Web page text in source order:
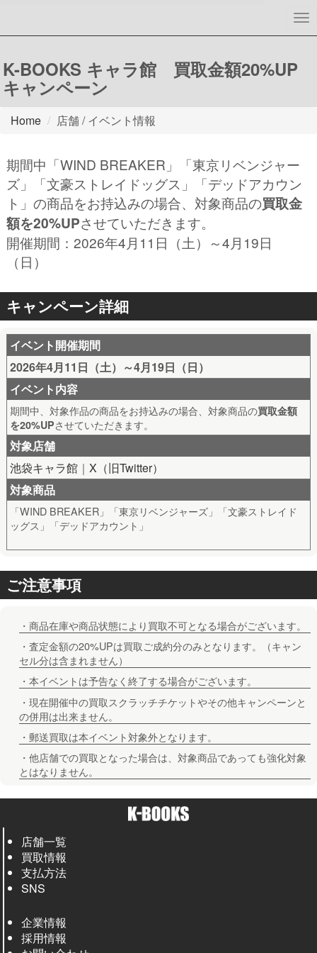
K-BOOKS キャラ館 買取金額20%UP
キャンペーン
Home 店舗 / イベント情報
期間中「WIND BREAKER」「東京リベンジャー
ズ」「文豪ストレイドッグス」「デッドアカウン
ト」の商品をお持込みの場合、対象商品の買取金
額を20%UPさせていただきます。
開催期間：2026年4月11日（土）～4月19日
（日）
キャンペーン詳細
イベント開催期間
2026年4月11日（土）～4月19日（日）
イベント内容
期間中、対象作品の商品をお持込みの場合、対象商品の買取金額
を20%UPさせていただきます。
対象店舗
池袋キャラ館 ｜X（旧Twitter）
対象商品
「WIND BREAKER」「東京リベンジャーズ」「文豪ストレイド
ッグス」「デッドアカウント」
ご注意事項
・商品在庫や商品状態により買取不可となる場合がございます。
・査定金額の20%UPは買取ご成約分のみとなります。（キャン
セル分は含まれません）
・本イベントは予告なく終了する場合がございます。
・現在開催中の買取スクラッチチケットやその他キャンペーンと
の併用は出来ません。
・郵送買取は本イベント対象外となります。
・他店舗での買取となった場合は、対象商品であっても強化対象
とはなりません。
店舗一覧
買取情報
支払方法
SNS
企業情報
採用情報